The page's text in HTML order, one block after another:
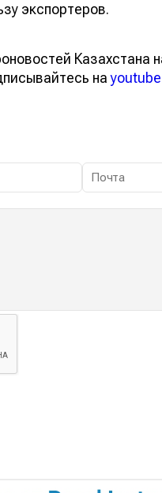
экспортеров.
Казахстана
наyoutube